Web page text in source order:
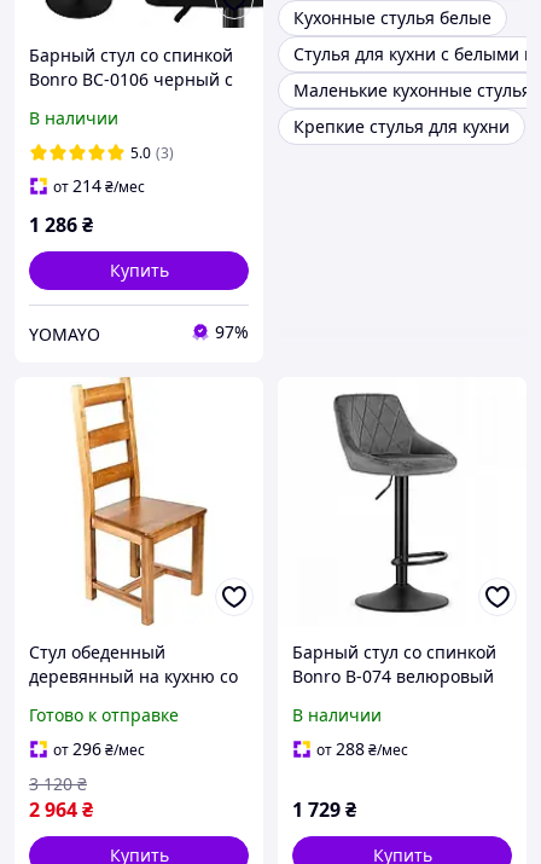
Барный стул со спинкой
Bonro BC-0106 черный с
для кухни, дома, бара,
кафе и ресторана
В наличии
5.0 (3)
от214₴/мес
1 286₴
Купить
YOMAYO 97%
Кухонные стулья белые
Стулья для кухни с белыми
Маленькие кухонные стулья
Крепкие стулья для кухни
Стул обеденный
деревянный на кухню со
сиденьем стулья
кухонные обеденные из
дерева Леддер
Готово к отправке
от296₴/мес
2 964₴
3 120 ₴
Купить
Барный стул со спинкой
Bonro B-074 велюровый
Стул для кухни, бара,
кафе, дома, ресторана
В наличии
от288₴/мес
1 729₴
Купить